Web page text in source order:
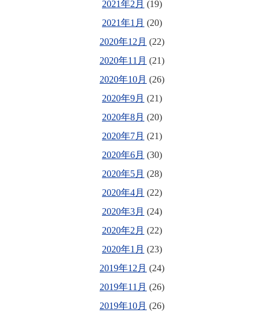
2021年2月 (19)
2021年1月 (20)
2020年12月 (22)
2020年11月 (21)
2020年10月 (26)
2020年9月 (21)
2020年8月 (20)
2020年7月 (21)
2020年6月 (30)
2020年5月 (28)
2020年4月 (22)
2020年3月 (24)
2020年2月 (22)
2020年1月 (23)
2019年12月 (24)
2019年11月 (26)
2019年10月 (26)